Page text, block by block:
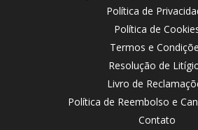
Política de
Política de
Termos e
Resolução de
Livro de
Política de Reembolso e
Contato